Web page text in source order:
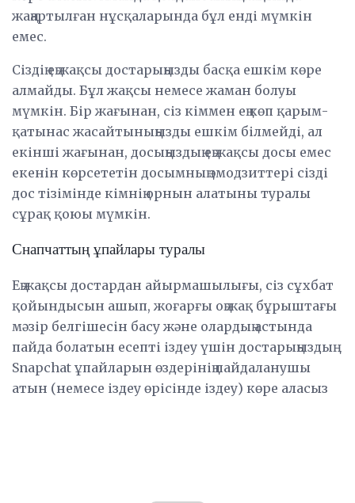
жаңартылған нұсқаларында бұл енді мүмкін
емес.
Сіздің ең жақсы достарыңызды басқа ешкім көре
алмайды. Бұл жақсы немесе жаман болуы
мүмкін. Бір жағынан, сіз кіммен ең көп қарым-
қатынас жасайтыныңызды ешкім білмейді, ал
екінші жағынан, досыңыздың ең жақсы досы емес
екенін көрсететін досымның эмодзиттері сізді
дос тізімінде кімнің орнын алатыны туралы
сұрақ қоюы мүмкін.
Снапчаттың ұпайлары туралы
Ең жақсы достардан айырмашылығы, сіз сұхбат
қойындысын ашып, жоғарғы оң жақ бұрыштағы
мәзір белгішесін басу және олардың астында
пайда болатын есепті іздеу үшін достарыңыздың
Snapchat ұпайларын өздерінің пайдаланушы
атын (немесе іздеу өрісінде іздеу) көре аласыз